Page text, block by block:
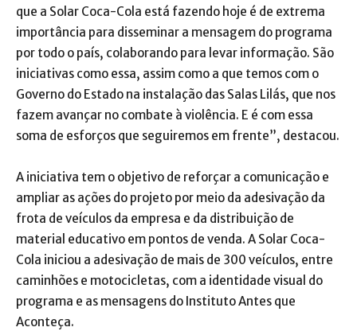
que a Solar Coca-Cola está fazendo hoje é de extrema
importância para disseminar a mensagem do programa
por todo o país, colaborando para levar informação. São
iniciativas como essa, assim como a que temos com o
Governo do Estado na instalação das Salas Lilás, que nos
fazem avançar no combate à violência. E é com essa
soma de esforços que seguiremos em frente”, destacou.
A iniciativa tem o objetivo de reforçar a comunicação e
ampliar as ações do projeto por meio da adesivação da
frota de veículos da empresa e da distribuição de
material educativo em pontos de venda. A Solar Coca-
Cola iniciou a adesivação de mais de 300 veículos, entre
caminhões e motocicletas, com a identidade visual do
programa e as mensagens do Instituto Antes que
Aconteça.